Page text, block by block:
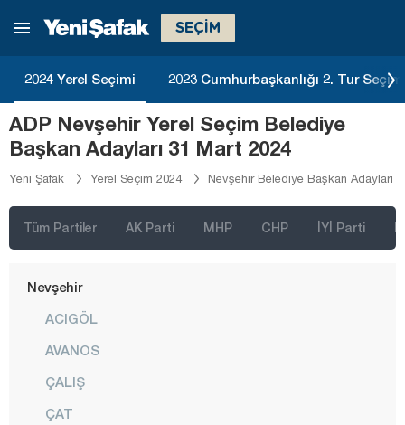
SEÇİM
2024 Yerel Seçimi 2023 Cumhurbaşkanlığı 2. Tur
ADP Nevşehir Yerel Seçim Belediye
Başkan Adayları 31 Mart 2024
Yeni Şafak Yerel Seçim 2024 Nevşehir Belediye Başkan Adayları
Tüm Partiler AK Parti MHP CHP İYİ Parti
Konya
Kütahya
Malatya
Manisa
Mardin
Mersin
Muş
Nevşehir
ACIGÖL
AVANOS
ÇALIŞ
ÇAT